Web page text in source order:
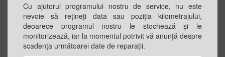
Cu ajutorul programului nostru de service, nu este
nevoie să reţineţi data sau poziţia kilometrajului,
deoarece programul nostru le stochează şi le
monitorizează, iar la momentul potrivit vă anunță despre
scadenţa următoarei date de reparaţii.